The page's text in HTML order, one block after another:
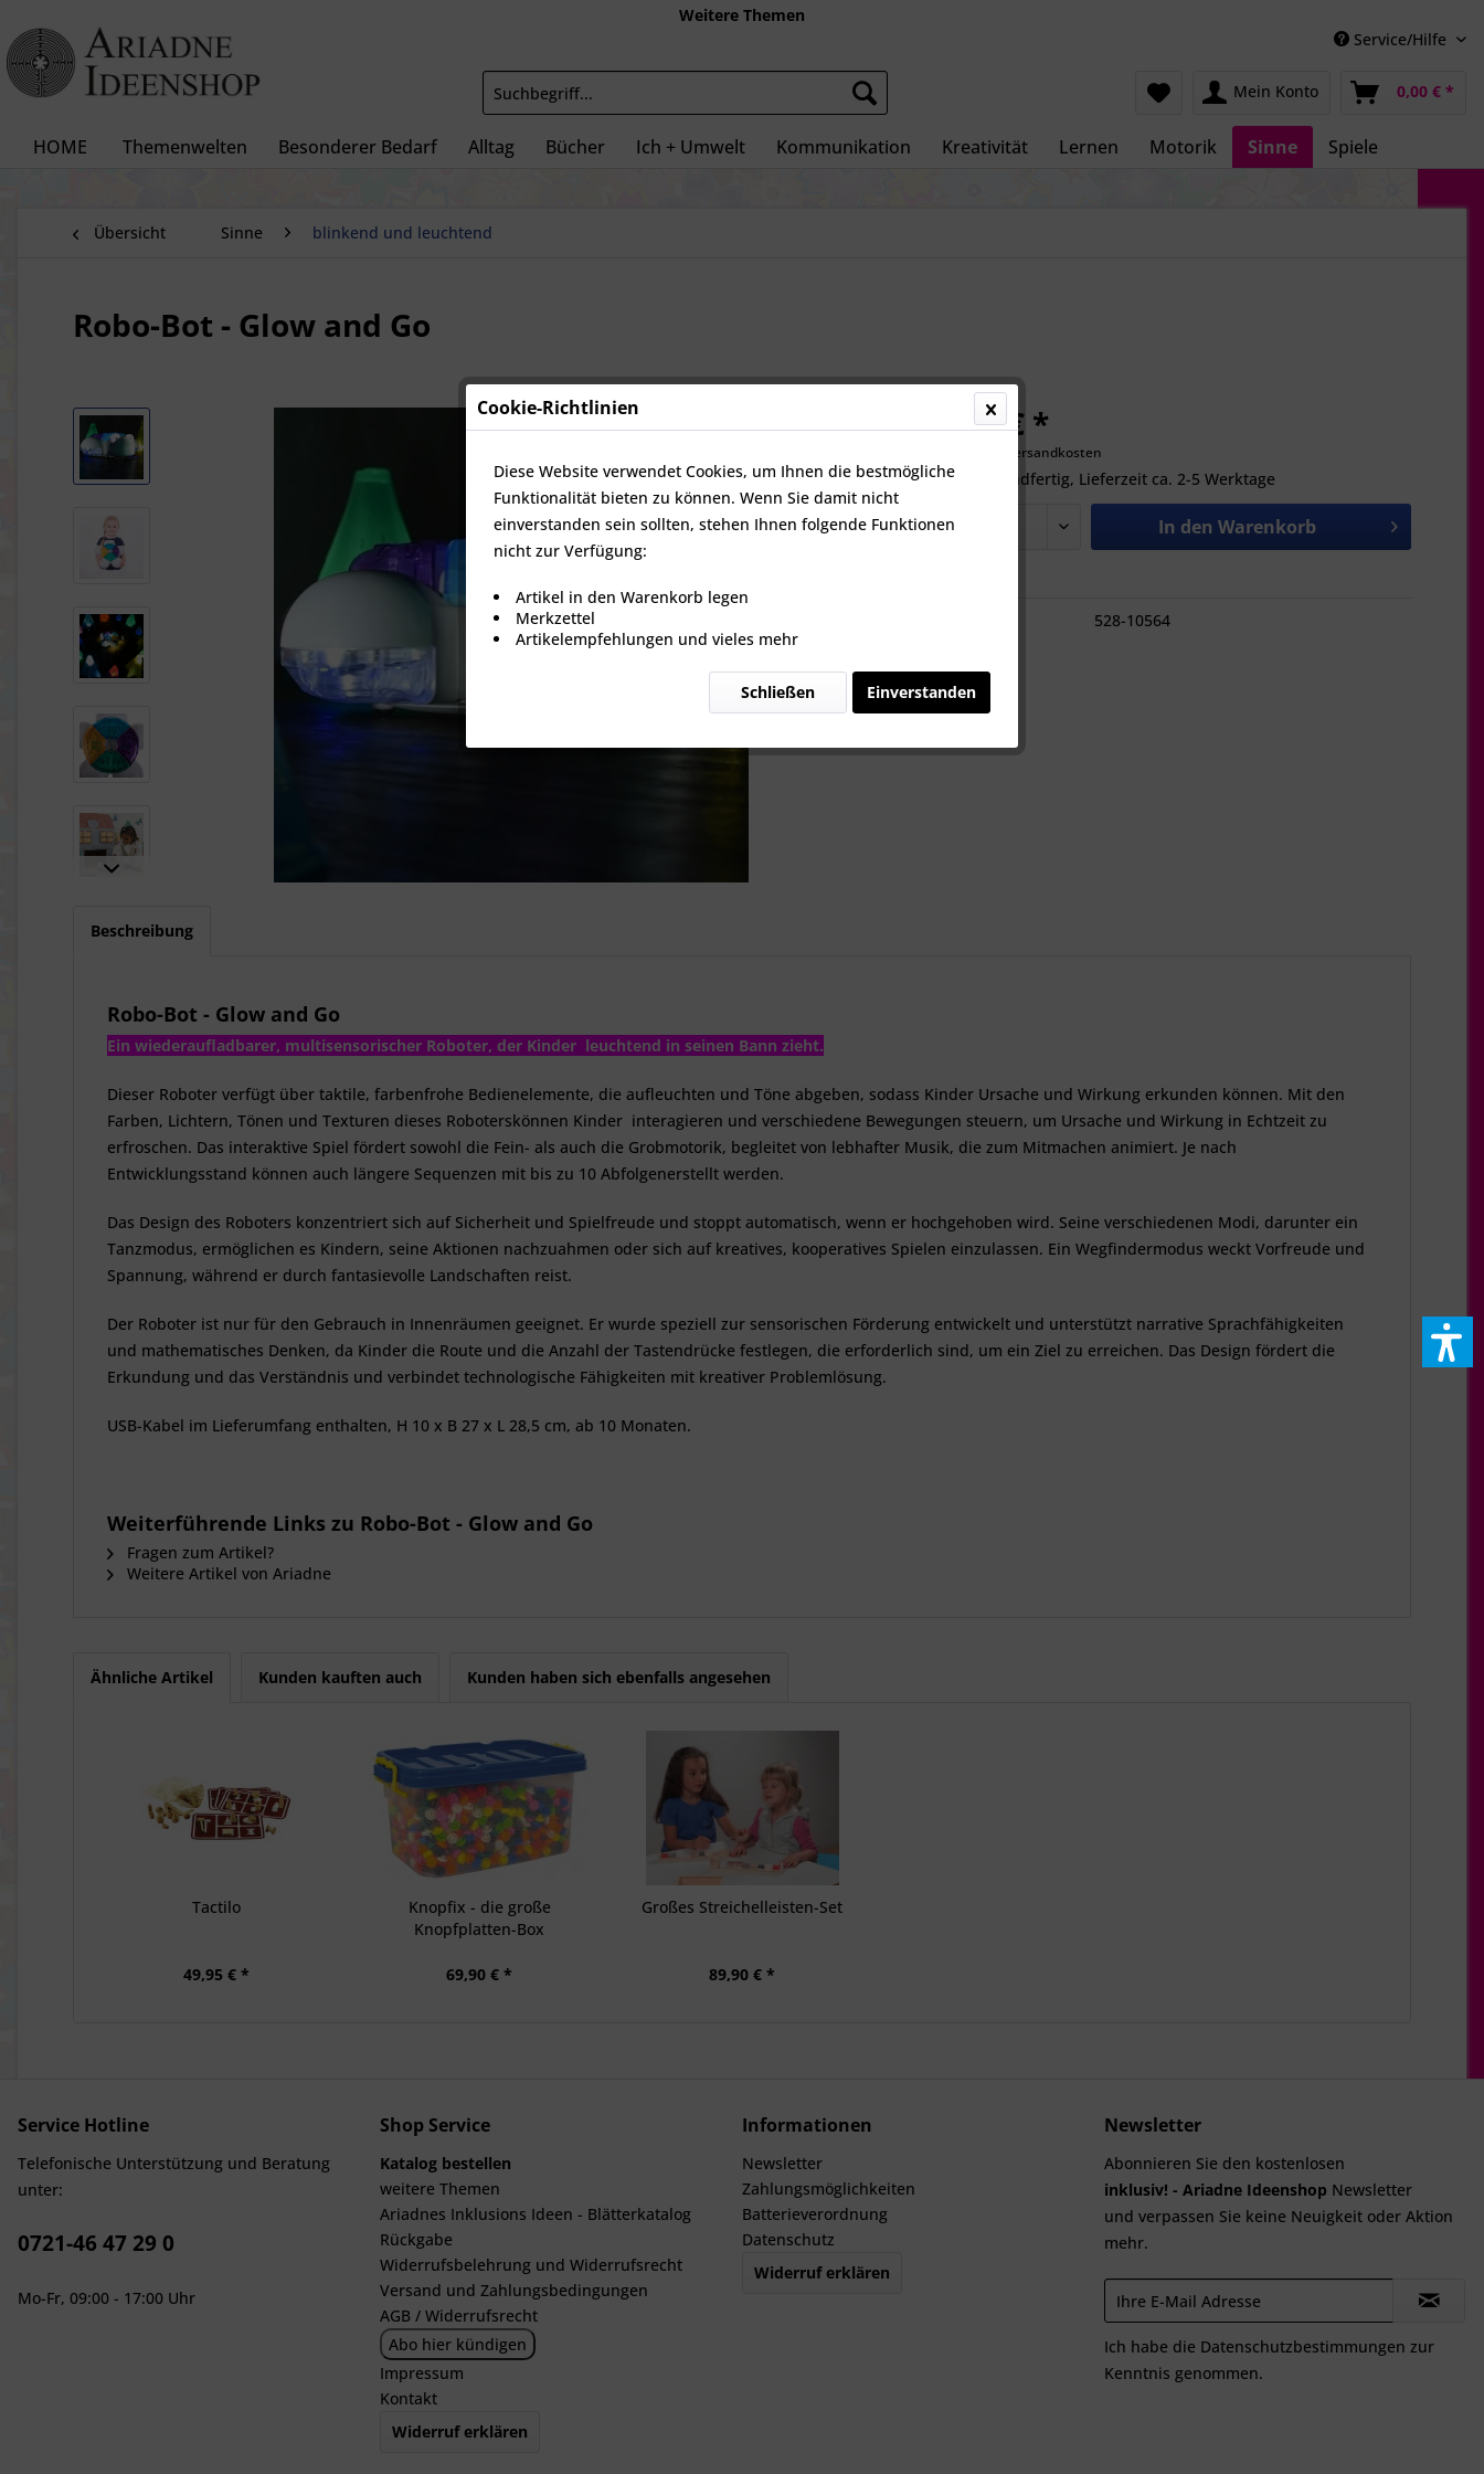
Weitere Themen
Service/Hilfe
Mein Konto 0,00 € *
HOME Themenwelten Besonderer Bedarf Alltag Bücher Ich + Umwelt Kommunikation Kreativität Lernen Motorik Sinne Spiele
Übersicht Sinne blinkend und leuchtend
Robo-Bot - Glow and Go
179,00 € *
zzgl. Versandkosten
Sofort versandfertig, Lieferzeit ca. 2-5 Werktage
In den Warenkorb
528-10564
Beschreibung
Robo-Bot - Glow and Go
Ein wiederaufladbarer, multisensorischer Roboter, der Kinder leuchtend in seinen Bann zieht.
Dieser Roboter verfügt über taktile, farbenfrohe Bedienelemente, die aufleuchten und Töne abgeben, sodass Kinder Ursache und Wirkung erkunden können. Mit den
Farben, Lichtern, Tönen und Texturen dieses Roboterskönnen Kinder interagieren und verschiedene Bewegungen steuern, um Ursache und Wirkung in Echtzeit zu
erfroschen. Das interaktive Spiel fördert sowohl die Fein- als auch die Grobmotorik, begleitet von lebhafter Musik, die zum Mitmachen animiert. Je nach
Entwicklungsstand können auch längere Sequenzen mit bis zu 10 Abfolgenerstellt werden.
Das Design des Roboters konzentriert sich auf Sicherheit und Spielfreude und stoppt automatisch, wenn er hochgehoben wird. Seine verschiedenen Modi, darunter ein
Tanzmodus, ermöglichen es Kindern, seine Aktionen nachzuahmen oder sich auf kreatives, kooperatives Spielen einzulassen. Ein Wegfindermodus weckt Vorfreude und
Spannung, während er durch fantasievolle Landschaften reist.
Der Roboter ist nur für den Gebrauch in Innenräumen geeignet. Er wurde speziell zur sensorischen Förderung entwickelt und unterstützt narrative Sprachfähigkeiten
und mathematisches Denken, da Kinder die Route und die Anzahl der Tastendrücke festlegen, die erforderlich sind, um ein Ziel zu erreichen. Das Design fördert die
Erkundung und das Verständnis und verbindet technologische Fähigkeiten mit kreativer Problemlösung.
USB-Kabel im Lieferumfang enthalten, H 10 x B 27 x L 28,5 cm, ab 10 Monaten.
Weiterführende Links zu Robo-Bot - Glow and Go
Fragen zum Artikel?
Weitere Artikel von Ariadne
Ähnliche Artikel Kunden kauften auch Kunden haben sich ebenfalls angesehen
Tactilo
49,95 € *
Knopfix - die große
Knopfplatten-Box
69,90 € *
Großes Streichelleisten-Set
89,90 € *
Service Hotline
Telefonische Unterstützung und Beratung
unter:
0721-46 47 29 0
Mo-Fr, 09:00 - 17:00 Uhr
Shop Service
Katalog bestellen
weitere Themen
Ariadnes Inklusions Ideen - Blätterkatalog
Rückgabe
Widerrufsbelehrung und Widerrufsrecht
Versand und Zahlungsbedingungen
AGB / Widerrufsrecht
Abo hier kündigen
Impressum
Kontakt
Widerruf erklären
Informationen
Newsletter
Zahlungsmöglichkeiten
Batterieverordnung
Datenschutz
Widerruf erklären
Newsletter
Abonnieren Sie den kostenlosen
inklusiv! - Ariadne Ideenshop Newsletter
und verpassen Sie keine Neuigkeit oder Aktion
mehr.
Ich habe die Datenschutzbestimmungen zur
Kenntnis genommen.
Cookie-Richtlinien
Diese Website verwendet Cookies, um Ihnen die bestmögliche
Funktionalität bieten zu können. Wenn Sie damit nicht
einverstanden sein sollten, stehen Ihnen folgende Funktionen
nicht zur Verfügung:
Artikel in den Warenkorb legen
Merkzettel
Artikelempfehlungen und vieles mehr
Einverstanden
Schließen